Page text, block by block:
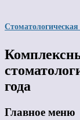
года
Главное меню